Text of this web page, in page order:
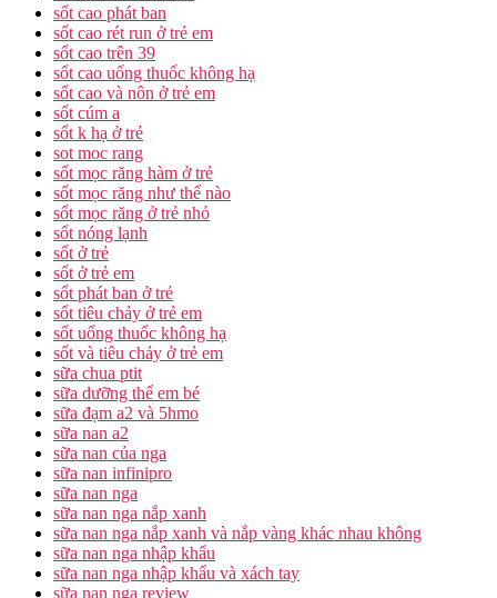
sốt cao phát ban
sốt cao rét run ở trẻ em
sốt cao trên 39
sốt cao uống thuốc không hạ
sốt cao và nôn ở trẻ em
sốt cúm a
sốt k hạ ở trẻ
sot moc rang
sốt mọc răng hàm ở trẻ
sốt mọc răng như thế nào
sốt mọc răng ở trẻ nhỏ
sốt nóng lạnh
sốt ở trẻ
sốt ở trẻ em
sốt phát ban ở trẻ
sốt tiêu chảy ở trẻ em
sốt uống thuốc không hạ
sốt và tiêu chảy ở trẻ em
sữa chua ptit
sữa dưỡng thể em bé
sữa đạm a2 và 5hmo
sữa nan a2
sữa nan của nga
sữa nan infinipro
sữa nan nga
sữa nan nga nắp xanh
sữa nan nga nắp xanh và nắp vàng khác nhau không
sữa nan nga nhập khẩu
sữa nan nga nhập khẩu và xách tay
sữa nan nga review